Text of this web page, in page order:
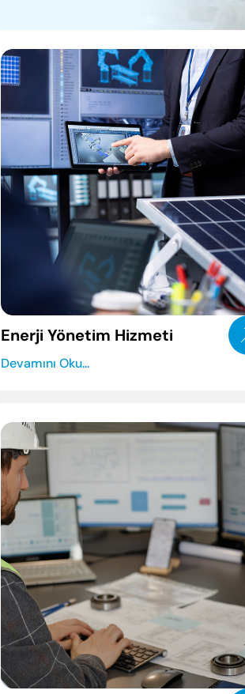
Arıza Kodları
Enerji Tasarrufu İpuçları
Korsan Servis Uyarısı
Servis Talebi
Enerji Yönetim Hizmeti
Devamını Oku...